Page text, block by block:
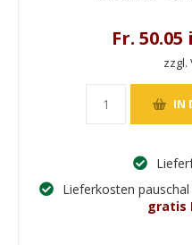
Fr.
zzgl.
Lieferkosten pauschal
gratis